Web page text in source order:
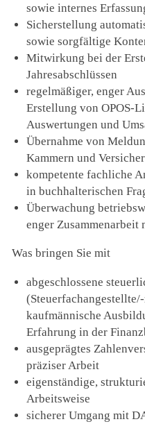
sowie internes
Sicherstellung
sowie sorgfältige
Mitwirkung bei der
Jahresabschlüssen
regelmäßiger, enger
Erstellung von OPOS-
Auswertungen und
Übernahme von
Kammern und
kompetente fachliche
in buchhalterischen
Überwachung
enger Zusammenarbeit
Was bringen Sie mit
abgeschlossene
kaufmännische
Erfahrung in der
ausgeprägtes
präziser Arbeit
eigenständige,
Arbeitsweise
sicherer Umgang mit